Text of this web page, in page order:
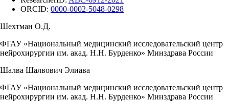
ORCID: 0000-0002-5048-0298
Шехтман О.Д.
ФГАУ «Национальный медицинский исследовательский центр
нейрохирургии им. акад. Н.Н. Бурденко» Минздрава России
Шалва Шалвович Элиава
ФГАУ «Национальный медицинский исследовательский центр
нейрохирургии им. акад. Н.Н. Бурденко» Минздрава России